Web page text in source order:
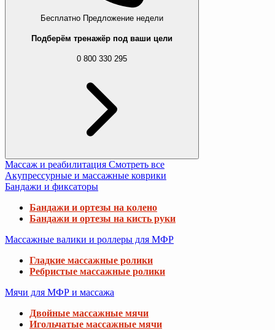
Бесплатно Предложение недели
Подберём тренажёр под ваши цели
0 800 330 295
Массаж и реабилитация Смотреть все
Акупрессурные и массажные коврики
Бандажи и фиксаторы
Бандажи и ортезы на колено
Бандажи и ортезы на кисть руки
Массажные валики и роллеры для МФР
Гладкие массажные ролики
Ребристые массажные ролики
Мячи для МФР и массажа
Двойные массажные мячи
Игольчатые массажные мячи